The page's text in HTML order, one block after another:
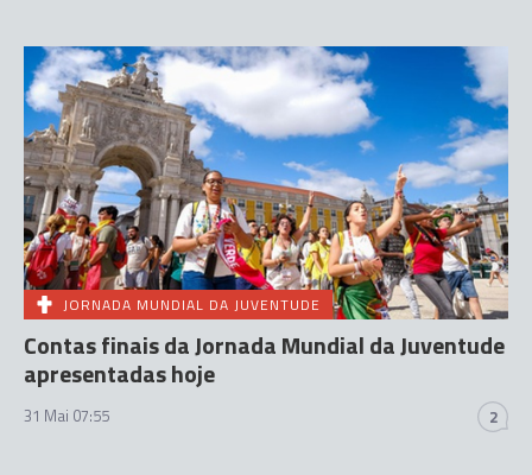
JORNADA MUNDIAL DA JUVENTUDE
Contas finais da Jornada Mundial da Juventude
apresentadas hoje
31 Mai 07:55 2